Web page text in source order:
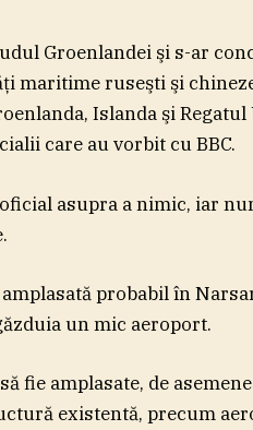
Groenlandei şi s-ar
maritime ruseşti şi
Islanda şi
care au vorbit cu BBC.
asupra a nimic, iar
probabil în
un mic aeroport.
fie amplasate, de
existentă, precum